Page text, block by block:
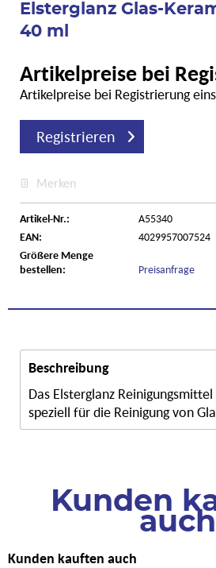
Elsterglanz Glas-
40 ml
Artikelpreise bei
Artikelpreise bei Registrierung
Registrieren
Merken
Artikel-Nr.:
A55340
EAN:
4029957007524
Größere Menge
bestellen:
Preisanfrage
Beschreibung
Das Elsterglanz
speziell für die Reinigung von
Kunden
auch
Kunden kauften auch